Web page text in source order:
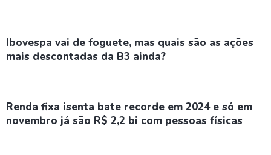
Ibovespa vai de foguete, mas quais são as ações
mais descontadas da B3 ainda?
Renda fixa isenta bate recorde em 2024 e só em
novembro já são R$ 2,2 bi com pessoas físicas